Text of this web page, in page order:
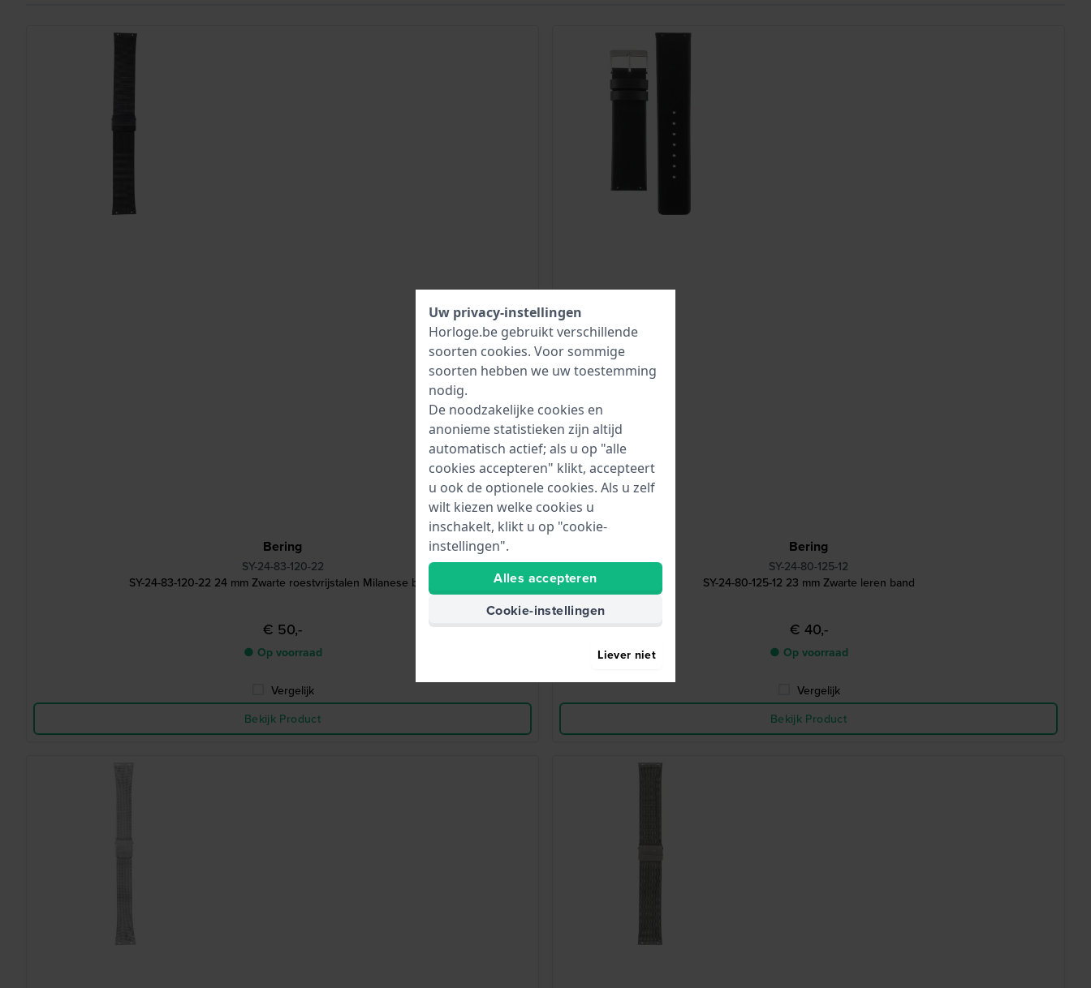
Bering
SY-24-83-120-22
SY-24-83-120-22 24 mm Zwarte roestvrijstalen Milanese band
€ 50,-
● Op voorraad
Vergelijk
Bekijk Product
Bering
SY-24-80-125-12
SY-24-80-125-12 23 mm Zwarte leren band
€ 40,-
● Op voorraad
Vergelijk
Bekijk Product
Uw privacy-instellingen
Horloge.be gebruikt verschillende
soorten cookies. Voor sommige
soorten hebben we uw toestemming
nodig.
De noodzakelijke cookies en
anonieme statistieken zijn altijd
automatisch actief; als u op "alle
cookies accepteren" klikt, accepteert
u ook de optionele cookies. Als u zelf
wilt kiezen welke cookies u
inschakelt, klikt u op "cookie-
instellingen".
Alles accepteren
Cookie-instellingen
Liever niet